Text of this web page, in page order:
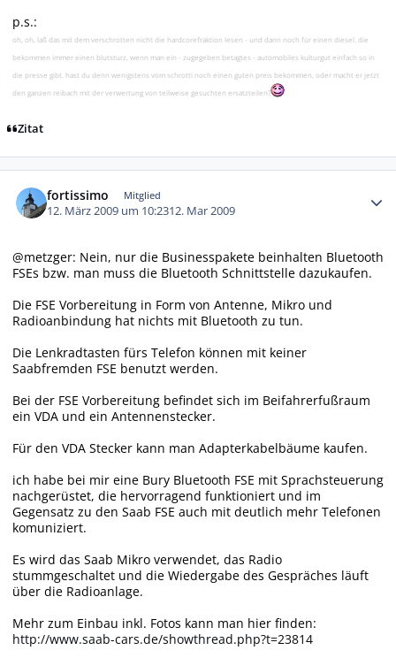
p.s.:
oh, oh, laß das mit dem verschrotten nicht die hardcorefraktion lesen - und dann noch für einen diesel. die
bekommen immer einen blutsturz, wenn man ein - zugegeben betagtes - automobiles kulturgut einfach so in
die presse gibt. hast du denn wenigstens vom schrotti noch einen guten preis bekommen, oder macht er jetzt
den ganzen reibach mit der verwertung von teilweise gesuchten ersatzteilen?
Zitat
fortissimo Mitglied
12. März 2009 um 10:2312. Mar 2009
@metzger: Nein, nur die Businesspakete beinhalten Bluetooth
FSEs bzw. man muss die Bluetooth Schnittstelle dazukaufen.
Die FSE Vorbereitung in Form von Antenne, Mikro und
Radioanbindung hat nichts mit Bluetooth zu tun.
Die Lenkradtasten fürs Telefon können mit keiner
Saabfremden FSE benutzt werden.
Bei der FSE Vorbereitung befindet sich im Beifahrerfußraum
ein VDA und ein Antennenstecker.
Für den VDA Stecker kann man Adapterkabelbäume kaufen.
ich habe bei mir eine Bury Bluetooth FSE mit Sprachsteuerung
nachgerüstet, die hervorragend funktioniert und im
Gegensatz zu den Saab FSE auch mit deutlich mehr Telefonen
komuniziert.
Es wird das Saab Mikro verwendet, das Radio
stummgeschaltet und die Wiedergabe des Gespräches läuft
über die Radioanlage.
Mehr zum Einbau inkl. Fotos kann man hier finden:
http://www.saab-cars.de/showthread.php?t=23814